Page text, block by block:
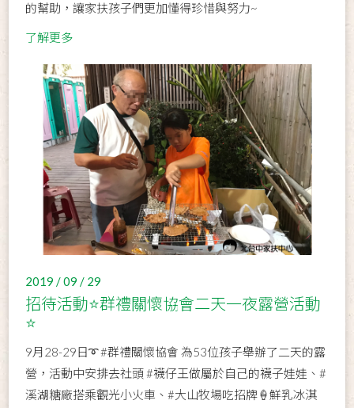
的幫助，讓家扶孩子們更加懂得珍惜與努力~
了解更多
2019 / 09 / 29
招待活動⭐群禮關懷協會二天一夜露營活動
⭐
9月28-29日➰ #群禮關懷協會 為53位孩子舉辦了二天的露
營，活動中安排去社頭 #襪仔王做屬於自己的襪子娃娃、#
溪湖糖廠搭乘觀光小火車、#大山牧場吃招牌🍦鮮乳冰淇